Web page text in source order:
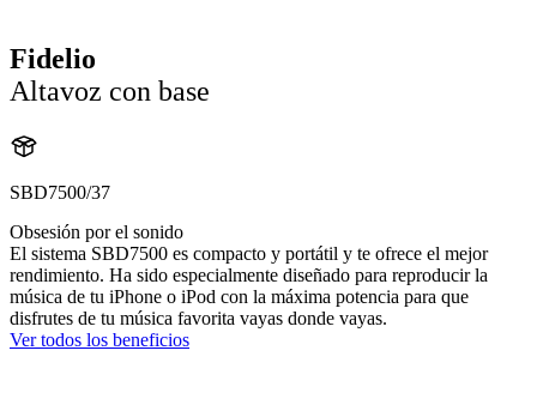
Fidelio
Altavoz con base
SBD7500/37
Obsesión por el sonido
El sistema SBD7500 es compacto y portátil y te ofrece el mejor
rendimiento. Ha sido especialmente diseñado para reproducir la
música de tu iPhone o iPod con la máxima potencia para que
disfrutes de tu música favorita vayas donde vayas.
Ver todos los beneficios